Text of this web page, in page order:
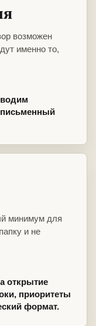
возможен
именно то,
минимум для
и не
открытие
приоритеты
формат.